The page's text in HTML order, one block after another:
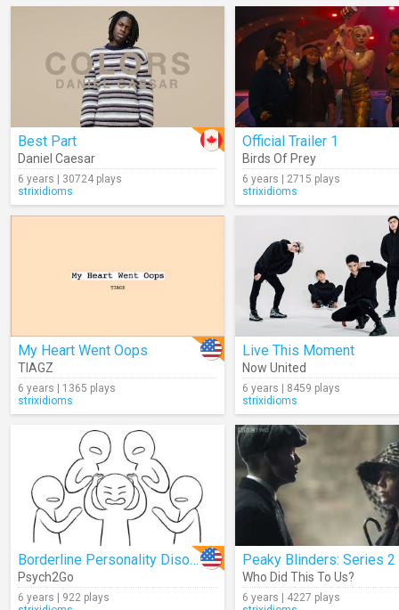
Best Part
Daniel Caesar
6 years | 30724 plays
strixidioms
Official Trailer 1
Birds Of Prey
6 years | 2715 plays
strixidioms
My Heart Went Oops
TIAGZ
6 years | 1365 plays
strixidioms
Live This Moment
Now United
6 years | 8459 plays
strixidioms
Borderline Personality Disorder... What Is It?
Psych2Go
6 years | 922 plays
Who Did This To Us?
6 years | 4227 plays